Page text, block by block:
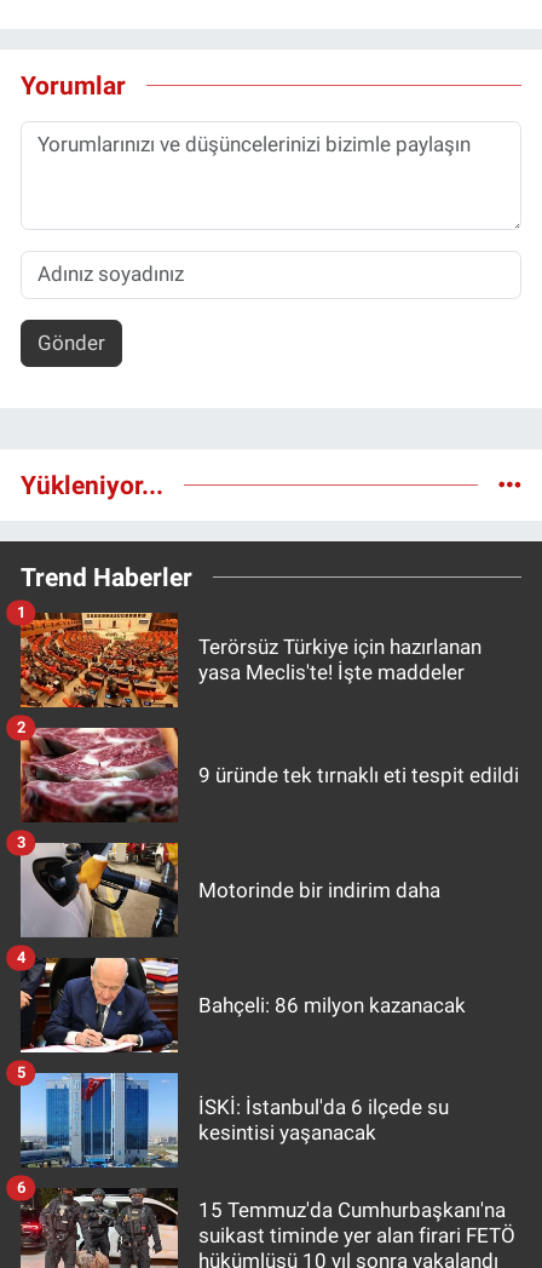
Yorumlar
Gönder
Yükleniyor...
Trend Haberler
Terörsüz Türkiye için hazırlanan
yasa Meclis'te! İşte maddeler
1
9 üründe tek tırnaklı eti tespit edildi
2
Motorinde bir indirim daha
3
Bahçeli: 86 milyon kazanacak
4
İSKİ: İstanbul'da 6 ilçede su
kesintisi yaşanacak
5
15 Temmuz'da Cumhurbaşkanı'na
suikast timinde yer alan firari FETÖ
hükümlüsü 10 yıl sonra yakalandı
6